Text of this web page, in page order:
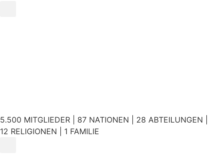
5.500 MITGLIEDER | 87 NATIONEN | 28 ABTEILUNGEN |
12 RELIGIONEN | 1 FAMILIE